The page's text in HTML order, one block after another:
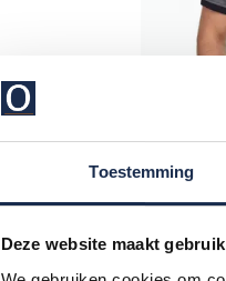
Toestemming
Deze website maaktCasa
Polo grijs